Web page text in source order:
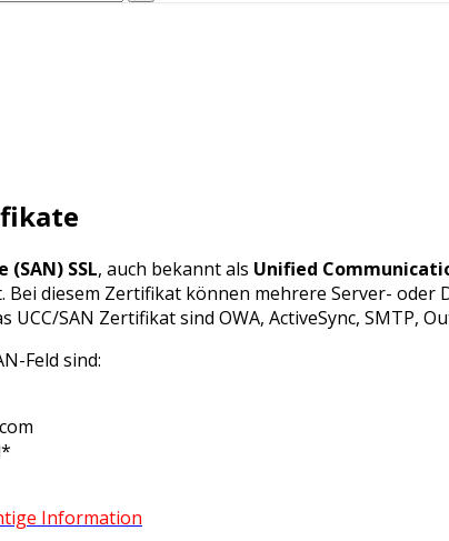
SSL, auch bekannt als Unified
Bei diesem Zertifikat können mehrere Server-
SAN Zertifikat sind OWA, ActiveSync, SMTP,
Feld sind:
Information